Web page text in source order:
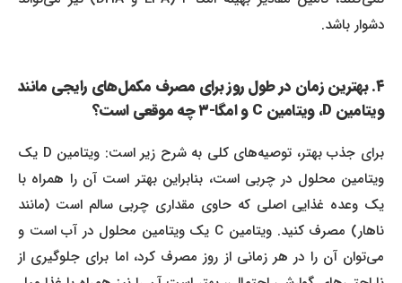
دشوار باشد.
۴. بهترین زمان در طول روز برای مصرف مکمل‌های رایجی مانند
ویتامین D، ویتامین C و امگا-۳ چه موقعی است؟
برای جذب بهتر، توصیه‌های کلی به شرح زیر است: ویتامین D یک
ویتامین محلول در چربی است، بنابراین بهتر است آن را همراه با
یک وعده غذایی اصلی که حاوی مقداری چربی سالم است (مانند
ناهار) مصرف کنید. ویتامین C یک ویتامین محلول در آب است و
می‌توان آن را در هر زمانی از روز مصرف کرد، اما برای جلوگیری از